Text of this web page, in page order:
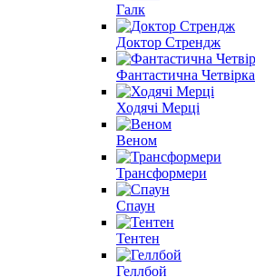
Галк
Доктор Стрендж
Фантастична Четвірка
Ходячі Мерці
Веном
Трансформери
Спаун
Тентен
Геллбой